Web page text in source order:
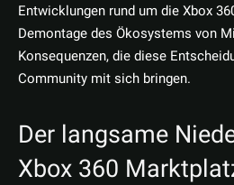
Entwicklungen rund um die Xbox
Demontage des Ökosystems von
Konsequenzen, die diese
Community mit sich bringen.
Der langsame
Xbox 360